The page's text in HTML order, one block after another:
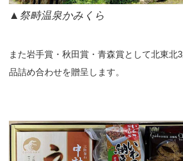
▲祭畤温泉かみくら
また岩手賞・秋田賞・青森賞として北東北
品詰め合わせを贈呈します。